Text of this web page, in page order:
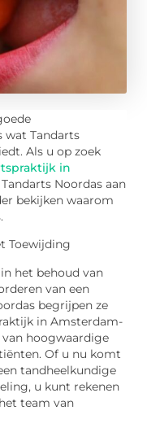
wat Tandarts
Als u op zoek
in
Noordas aan
bekijken waarom
Toewijding
het behoud van
van een
begrijpen ze
in Amsterdam-
hoogwaardige
Of u nu komt
tandheelkundige
u kunt rekenen
team van